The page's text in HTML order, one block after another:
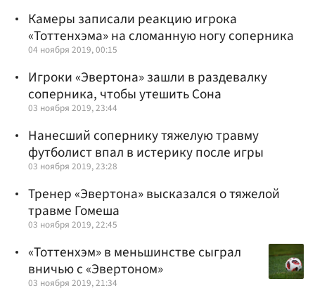
Камеры записали реакцию игрока
«Тоттенхэма» на сломанную ногу соперника
04 ноября 2019, 00:15
Игроки «Эвертона» зашли в раздевалку
соперника, чтобы утешить Сона
03 ноября 2019, 23:44
Нанесший сопернику тяжелую травму
футболист впал в истерику после игры
03 ноября 2019, 23:28
Тренер «Эвертона» высказался о тяжелой
травме Гомеша
03 ноября 2019, 22:45
«Тоттенхэм» в меньшинстве сыграл
вничью с «Эвертоном»
03 ноября 2019, 21:34